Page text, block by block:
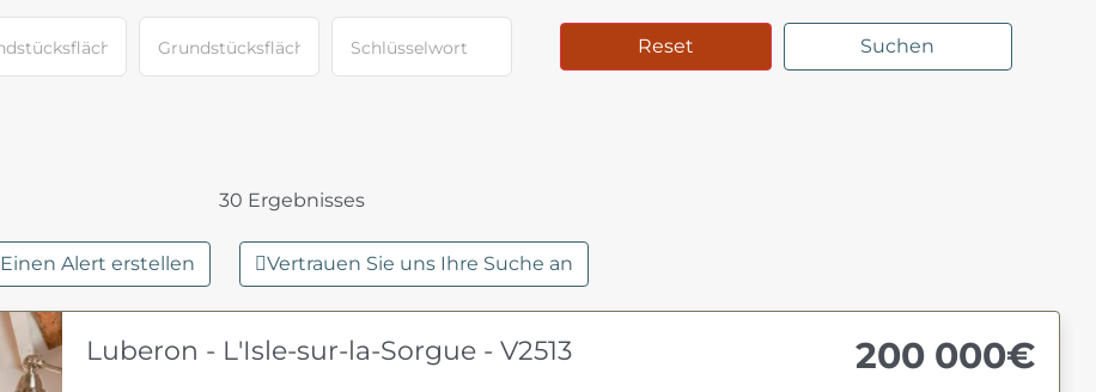
Reset Suchen
30 Ergebnisses
Einen Alert erstellen Vertrauen Sie uns Ihre Suche an
Luberon - L'Isle-sur-la-Sorgue - V2513 200 000€